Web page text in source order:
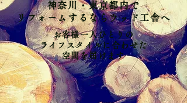
神奈川・東京都内で
リフォームするならウッド工舎へ
お客様一人ひとりの
ライフスタイルに合わせた
​空間を届けます